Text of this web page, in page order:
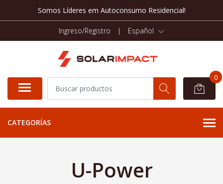
Somos Líderes em Autoconsumo Residencial!
Ingreso/Registro | Español
0
CATEGORÍAS
U-Power